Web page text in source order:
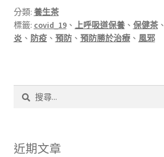
分類: 養生茶
標籤: covid_19、 上呼吸道保養、 保健茶、
炎 、 防疫、 預防、 預防勝於治療、 風邪
字:
近期文章